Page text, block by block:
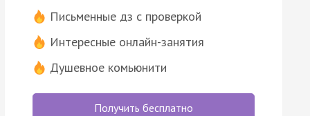
Письменные дз с проверкой
Интересные онлайн-занятия
Душевное комьюнити
Получить бесплатно